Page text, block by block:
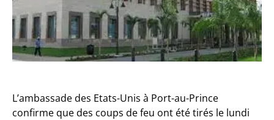
L’ambassade des Etats-Unis à Port-au-Prince
confirme que des coups de feu ont été tirés le lundi